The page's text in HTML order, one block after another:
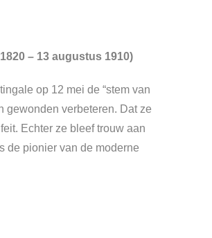
– 13 augustus 1910)
op 12 mei de “stem van
gewonden verbeteren. Dat ze
Echter ze bleef trouw aan
de pionier van de moderne